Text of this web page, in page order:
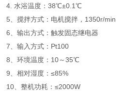
4. 水浴温度：38℃±0.1℃
5、搅拌方式：电机搅拌，1350r/min
6、输出方式：触发固态继电器
7、输入方式：Pt100
8、环境温度：10～35℃
9、相对湿度：≤85%
10、整机功耗：≤2000W